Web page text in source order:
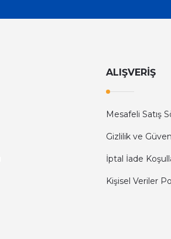
ALIŞVERİŞ
Mesafeli Satış
Gizlilik ve
İptal İade
Kişisel Veriler